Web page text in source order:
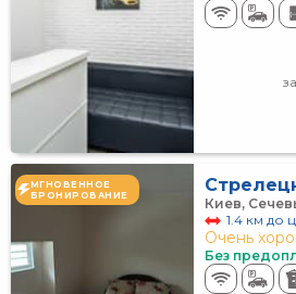
МГНОВЕННОЕ
БРОНИРОВАНИЕ
Киев,
1.4 км до
Очень
Без